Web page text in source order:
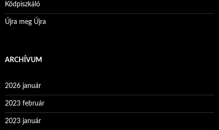
Ködpiszkáló
Újra meg Újra
ARCHÍVUM
2026 január
2023 február
2023 január